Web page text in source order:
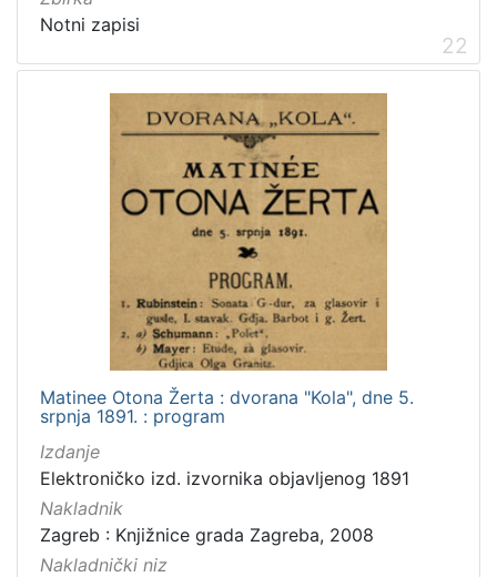
Notni zapisi
22
Matinee Otona Žerta : dvorana "Kola", dne 5.
srpnja 1891. : program
Izdanje
Elektroničko izd. izvornika objavljenog 1891
Nakladnik
Zagreb : Knjižnice grada Zagreba, 2008
Nakladnički niz